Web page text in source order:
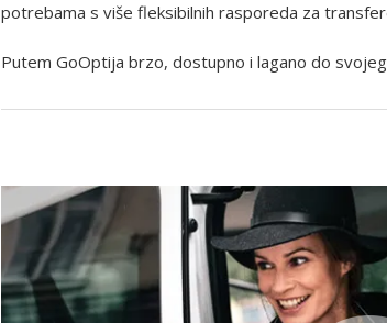
potrebama s više fleksibilnih rasporeda za
Putem GoOptija brzo, dostupno i lagano do